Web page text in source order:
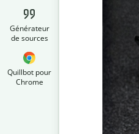
Générateur
de sources
Quillbot pour
Chrome